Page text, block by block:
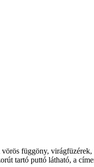
függöny,
tartó puttó látható, a